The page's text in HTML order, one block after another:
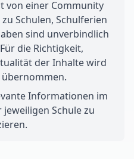
von einer Community
Schulen, Schulferien
sind unverbindlich
die Richtigkeit,
der Inhalte wird
Informationen im
Schule zu